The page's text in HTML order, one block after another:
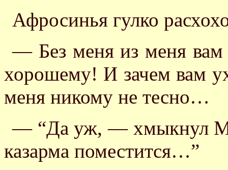
Афросинья гулко
— Без меня из меня
хорошему! И зачем вам
меня никому не тесно…
— “Да уж, — хмыкнул
казарма поместится…”